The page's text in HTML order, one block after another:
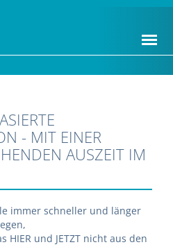
- MIT EINER
AUSZEIT IM
immer schneller und länger
HIER und JETZT nicht aus den